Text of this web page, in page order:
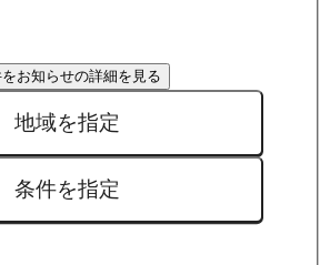
地域を指定
条件を指定